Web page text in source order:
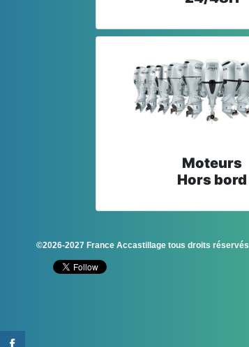
Moteurs
Hors bord
©2026-2027 France Accastillage tous droits réservés